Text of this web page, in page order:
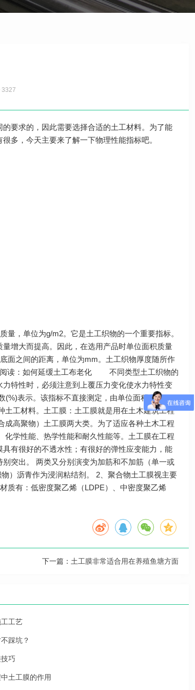
3327
要求的，因此需要选择合适的土工材料。为了能
多，今天主要来了解一下物理性能指标吧。
单位为g/m2。它是土工织物的一个重要指标。
增大而提高。因此，在选用产品时单位面积质量
间的距离，单位为mm。土工织物厚度随所作
读：如何延缓土工布老化 不同类型土工织物的
特性时，必须注意到上覆压力变化使水力特性变
表示。该指标不直接测定，由单位面积质量、
工材料。土工膜：土工膜就是用在土木建筑工程
高聚物）土工膜两大类。为了适应各种土木工程
学性能、热学性能和耐久性能等。土工膜在工程
有很好的不透水性；有很好的弹性应变能力，能
突出。 两类又分别演变为加筋和不加筋（单一或
）沥青作为浸润粘结剂。 2、聚合物土工膜视主要
质有：低密度聚乙烯（LDPE）、中密度聚乙烯
下一篇： 土工膜非常适合用在养殖鱼塘方面
工艺
踩坑？
巧
土工膜的作用